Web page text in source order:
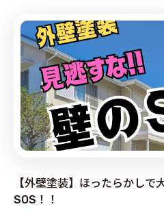
【外壁塗装】ほったらかしで
SOS！！